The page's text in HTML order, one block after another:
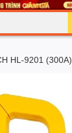
HL-9201 (300A)